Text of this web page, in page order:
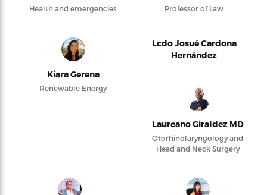
Health and emergencies Professor of Law
Kiara Gerena
Renewable Energy
Lcdo Josué Cardona
Hernández
Laureano Giraldez MD
Otorhinolaryngology and
Head and Neck Surgery